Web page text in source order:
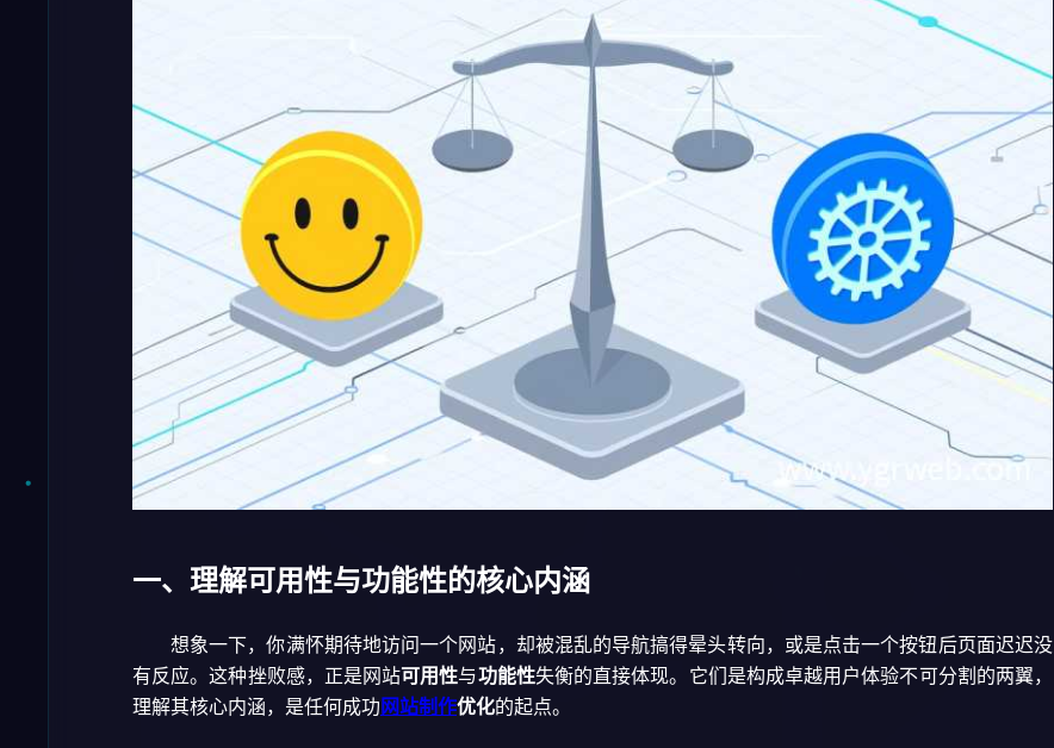
一、理解可用性与功能性的核心内涵
想象一下，你满怀期待地访问一个网站，却被混乱的导航搞得晕头转向，或是点击一个按钮后页面迟迟没
有反应。这种挫败感，正是网站可用性与功能性失衡的直接体现。它们是构成卓越用户体验不可分割的两翼，
理解其核心内涵，是任何成功 网站制作优化的起点。